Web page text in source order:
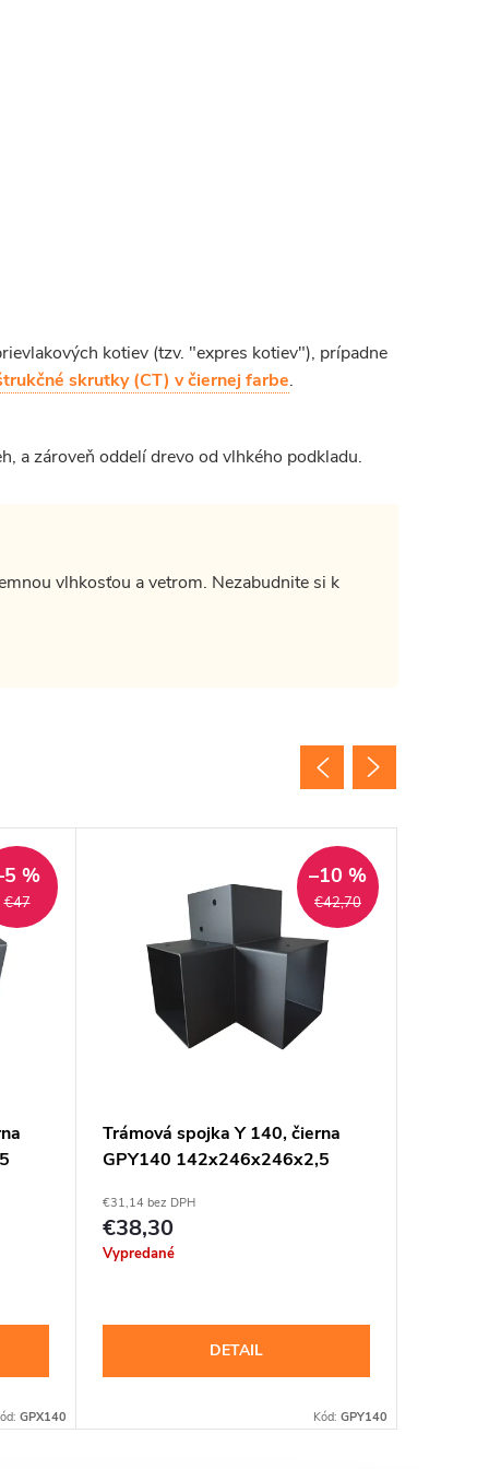
kotiev (tzv. "expres kotiev"), prípadne
skrutky (CT) v čiernej farbe.
a zároveň oddelí drevo od vlhkého podkladu.
vlhkosťou a vetrom. Nezabudnite si k
€47
%
GPX140
€42,70
–10 %
Trámová spojka Y 140, čierna
GPY140 142x246x246x2,5
€31,14 bez DPH
€38,30
Vypredané
DETAIL
Kód: GPY140